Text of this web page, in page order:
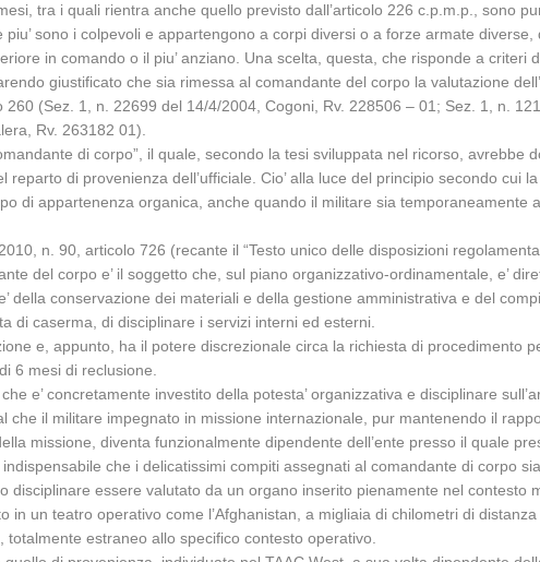
tra i quali rientra anche quello previsto dall’articolo 226 c.p.m.p., sono
sono i colpevoli e appartengono a corpi diversi o a forze armate diverse,
in comando o il piu’ anziano. Una scelta, questa, che risponde a criteri
giustificato che sia rimessa al comandante del corpo la valutazione
(Sez. 1, n. 22699 del 14/4/2004, Cogoni, Rv. 228506 – 01; Sez. 1, n.
Rv. 263182 01).
di corpo”, il quale, secondo la tesi sviluppata nel ricorso, avrebbe
di provenienza dell’ufficiale. Cio’ alla luce del principio secondo cui la
di appartenenza organica, anche quando il militare sia temporaneamente
n. 90, articolo 726 (recante il “Testo unico delle disposizioni
del corpo e’ il soggetto che, sul piano organizzativo-ordinamentale, e’
della conservazione dei materiali e della gestione amministrativa e del
di caserma, di disciplinare i servizi interni ed esterni.
e, appunto, ha il potere discrezionale circa la richiesta di procedimento
6 mesi di reclusione.
e’ concretamente investito della potesta’ organizzativa e disciplinare
che il militare impegnato in missione internazionale, pur mantenendo il
missione, diventa funzionalmente dipendente dell’ente presso il quale
che i delicatissimi compiti assegnati al comandante di corpo
essere valutato da un organo inserito pienamente nel contesto
in un teatro operativo come l’Afghanistan, a migliaia di chilometri di
totalmente estraneo allo specifico contesto operativo.